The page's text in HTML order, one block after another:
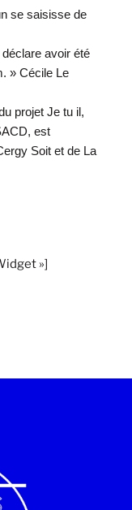
se saisisse de
avoir été
» Cécile Le
projet Je tu il,
est
Soit et de La
»]